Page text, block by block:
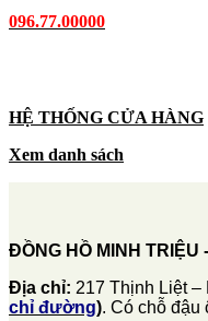
096.77.00000
HỆ THỐNG CỬA HÀNG
Xem danh sách
ĐỒNG HỒ MINH TRIỆU
Địa chỉ: 217 Thịnh Liệt –
chỉ đường). Có chỗ đậu